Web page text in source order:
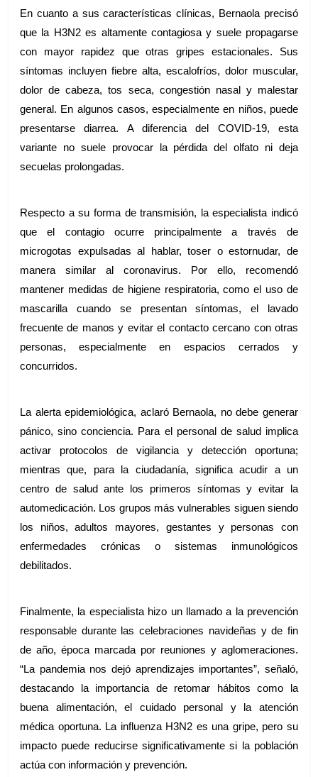
En cuanto a sus características clínicas, Bernaola precisó
que la H3N2 es altamente contagiosa y suele propagarse
con mayor rapidez que otras gripes estacionales. Sus
síntomas incluyen fiebre alta, escalofríos, dolor muscular,
dolor de cabeza, tos seca, congestión nasal y malestar
general. En algunos casos, especialmente en niños, puede
presentarse diarrea. A diferencia del COVID-19, esta
variante no suele provocar la pérdida del olfato ni deja
secuelas prolongadas.
Respecto a su forma de transmisión, la especialista indicó
que el contagio ocurre principalmente a través de
microgotas expulsadas al hablar, toser o estornudar, de
manera similar al coronavirus. Por ello, recomendó
mantener medidas de higiene respiratoria, como el uso de
mascarilla cuando se presentan síntomas, el lavado
frecuente de manos y evitar el contacto cercano con otras
personas, especialmente en espacios cerrados y
concurridos.
La alerta epidemiológica, aclaró Bernaola, no debe generar
pánico, sino conciencia. Para el personal de salud implica
activar protocolos de vigilancia y detección oportuna;
mientras que, para la ciudadanía, significa acudir a un
centro de salud ante los primeros síntomas y evitar la
automedicación. Los grupos más vulnerables siguen siendo
los niños, adultos mayores, gestantes y personas con
enfermedades crónicas o sistemas inmunológicos
debilitados.
Finalmente, la especialista hizo un llamado a la prevención
responsable durante las celebraciones navideñas y de fin
de año, época marcada por reuniones y aglomeraciones.
“La pandemia nos dejó aprendizajes importantes”, señaló,
destacando la importancia de retomar hábitos como la
buena alimentación, el cuidado personal y la atención
médica oportuna. La influenza H3N2 es una gripe, pero su
impacto puede reducirse significativamente si la población
actúa con información y prevención.